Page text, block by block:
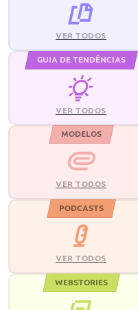
VER TODOS
GUIA DE TENDÊNCIAS
VER TODOS
MODELOS
VER TODOS
PODCASTS
VER TODOS
WEBSTORIES